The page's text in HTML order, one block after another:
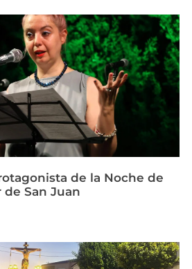
de la Noche de
de San Juan